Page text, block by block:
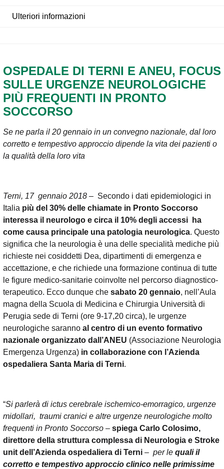
Ulteriori informazioni
OSPEDALE DI TERNI E ANEU, FOCUS
SULLE URGENZE NEUROLOGICHE
PIÙ FREQUENTI IN PRONTO
SOCCORSO
Se ne parla il 20 gennaio in un convegno nazionale, dal loro
corretto e tempestivo approccio dipende la vita dei pazienti o
la qualità della loro vita
Terni, 17 gennaio 2018 – Secondo i dati epidemiologici in
Italia più del 30% delle chiamate in Pronto Soccorso
interessa il neurologo e circa il 10% degli accessi ha
come causa principale una patologia neurologica. Questo
significa che la neurologia è una delle specialità mediche più
richieste nei cosiddetti Dea, dipartimenti di emergenza e
accettazione, e che richiede una formazione continua di tutte
le figure medico-sanitarie coinvolte nel percorso diagnostico-
terapeutico. Ecco dunque che sabato 20 gennaio, nell’Aula
magna della Scuola di Medicina e Chirurgia Università di
Perugia sede di Terni (ore 9-17,20 circa), e urgenze
neurologiche saranno al centro di un evento formativo
nazionale organizzato dall’ANEU (Associazione Neurologia
Emergenza Urgenza) in collaborazione con l’Azienda
ospedaliera Santa Maria di Terni.
“Si parlerà di ictus cerebrale ischemico-emorragico, urgenze
midollari, traumi cranici e altre urgenze neurologiche molto
frequenti in Pronto Soccorso – spiega Carlo Colosimo,
direttore della struttura complessa di Neurologia e Stroke
unit dell’Azienda ospedaliera di Terni – per le quali il
corretto e tempestivo approccio clinico nelle primissime